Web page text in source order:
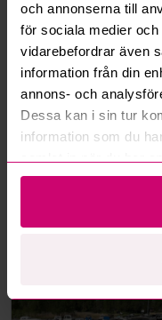
och annonserna till
för sociala medier
vidarebefordrar även
information från din
annons- och
Dessa kan i sin tur
information som du
Mer från samma
C500 Pullman V2 -2018 |